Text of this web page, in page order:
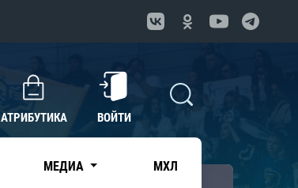
АТРИБУТИКА ВОЙТИ
МЕДИА МХЛ